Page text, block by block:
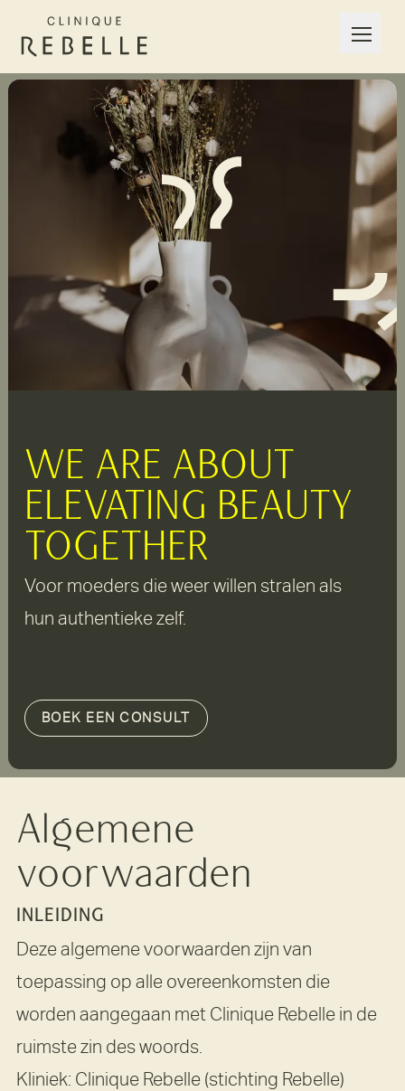
WE ARE ABOUT
ELEVATING BEAUTY
TOGETHER
Voor moeders die weer willen stralen als
hun authentieke zelf.
BOEK EEN CONSULT
Algemene
voorwaarden
INLEIDING
Deze algemene voorwaarden zijn van
toepassing op alle overeenkomsten die
worden aangegaan met Clinique Rebelle in de
ruimste zin des woords.
Kliniek: Clinique Rebelle (stichting Rebelle)